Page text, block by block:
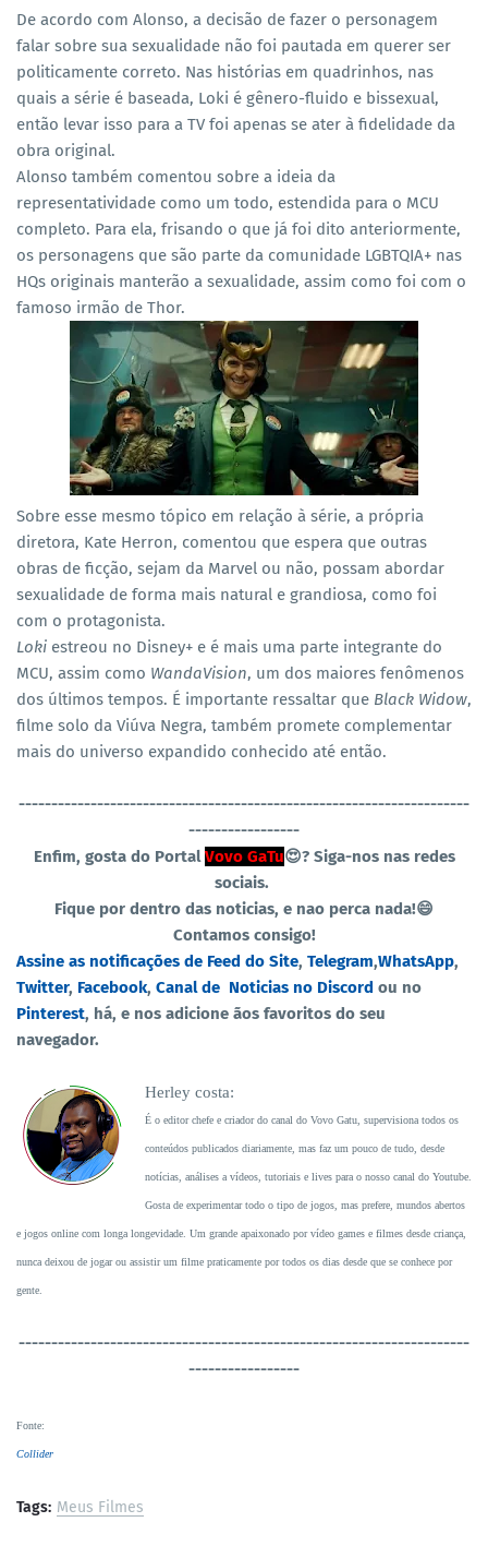
De acordo com Alonso, a decisão de fazer o personagem
falar sobre sua sexualidade não foi pautada em querer ser
politicamente correto. Nas histórias em quadrinhos, nas
quais a série é baseada, Loki é gênero-fluido e bissexual,
então levar isso para a TV foi apenas se ater à fidelidade da
obra original.
Alonso também comentou sobre a ideia da
representatividade como um todo, estendida para o MCU
completo. Para ela, frisando o que já foi dito anteriormente,
os personagens que são parte da comunidade LGBTQIA+ nas
HQs originais manterão a sexualidade, assim como foi com o
famoso irmão de Thor.
Sobre esse mesmo tópico em relação à série, a própria
diretora, Kate Herron, comentou que espera que outras
obras de ficção, sejam da Marvel ou não, possam abordar
sexualidade de forma mais natural e grandiosa, como foi
com o protagonista.
Loki estreou no Disney+ e é mais uma parte integrante do
MCU, assim como WandaVision, um dos maiores fenômenos
dos últimos tempos. É importante ressaltar que Black Widow,
filme solo da Viúva Negra, também promete complementar
mais do universo expandido conhecido até então.
---------------------------------------------------------------------
-----------------
Enfim, gosta do PortalVovo GaTu😍? Siga-nos nas redes
sociais.
Fique por dentro das noticias, e nao perca nada!😄
Contamos consigo!
Assine as notificações de Feed do Site, Telegram,WhatsApp,
Twitter, Facebook, Canal de Noticias no Discord ou no
Pinterest, há, e nos adicione ãos favoritos do seu
navegador.
Herley costa:
É o editor chefe e criador do canal do Vovo Gatu, supervisiona todos os
conteúdos publicados diariamente, mas faz um pouco de tudo, desde
notícias, análises a vídeos, tutoriais e lives para o nosso canal do Youtube.
Gosta de experimentar todo o tipo de jogos, mas prefere, mundos abertos
e jogos online com longa longevidade. Um grande apaixonado por vídeo games e filmes desde criança,
nunca deixou de jogar ou assistir um filme praticamente por todos os dias desde que se conhece por
gente.
---------------------------------------------------------------------
-----------------
Fonte:
Collider
Tags: Meus Filmes